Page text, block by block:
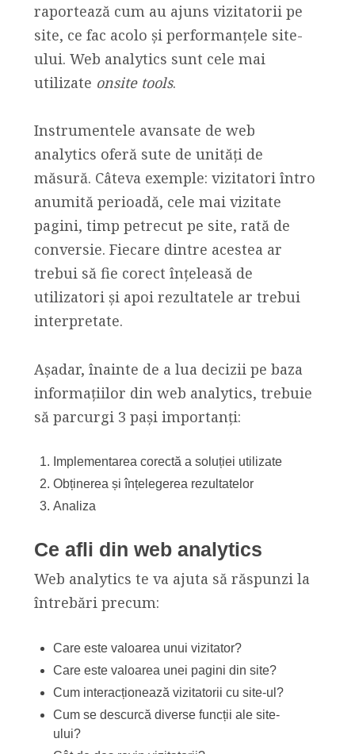
raportează cum au ajuns vizitatorii pe
site, ce fac acolo și performanțele site-
ului. Web analytics sunt cele mai
utilizate onsite tools.
Instrumentele avansate de web
analytics oferă sute de unități de
măsură. Câteva exemple: vizitatori întro
anumită perioadă, cele mai vizitate
pagini, timp petrecut pe site, rată de
conversie. Fiecare dintre acestea ar
trebui să fie corect înțeleasă de
utilizatori și apoi rezultatele ar trebui
interpretate.
Așadar, înainte de a lua decizii pe baza
informațiilor din web analytics, trebuie
să parcurgi 3 pași importanți:
Implementarea corectă a soluției utilizate
Obținerea și înțelegerea rezultatelor
Analiza
Ce afli din web analytics
Web analytics te va ajuta să răspunzi la
întrebări precum:
Care este valoarea unui vizitator?
Care este valoarea unei pagini din site?
Cum interacționează vizitatorii cu site-ul?
Cum se descurcă diverse funcții ale site-
ului?